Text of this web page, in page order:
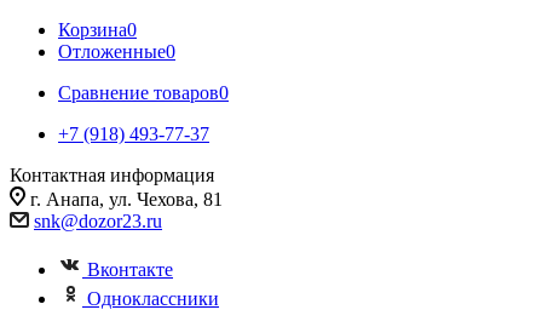
Корзина0
Отложенные0
Сравнение товаров0
+7 (918) 493-77-37
Контактная информация
г. Анапа, ул. Чехова, 81
snk@dozor23.ru
Вконтакте
Одноклассники